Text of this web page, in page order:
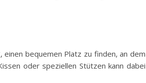
bequemen Platz zu finden, an dem
oder speziellen Stützen kann dabei